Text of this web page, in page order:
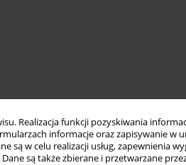
Realizacja funkcji pozyskiwania
informacje oraz zapisywanie w
są w celu realizacji usług, zapewnienia
Dane są także zbierane i przetwarzane